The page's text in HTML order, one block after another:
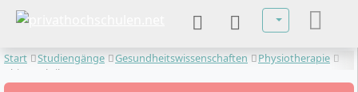
Sprache
Start Studiengänge Gesundheitswissenschaften
Physiotherapie
Chiropraktik